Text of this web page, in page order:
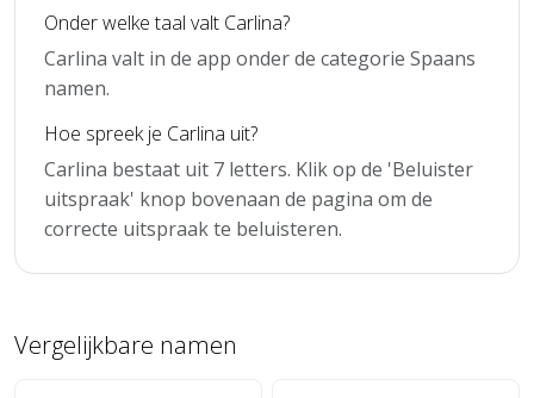
Onder welke taal valt Carlina?
Carlina valt in de app onder de categorie Spaans
namen.
Hoe spreek je Carlina uit?
Carlina bestaat uit 7 letters. Klik op de 'Beluister
uitspraak' knop bovenaan de pagina om de
correcte uitspraak te beluisteren.
Vergelijkbare namen